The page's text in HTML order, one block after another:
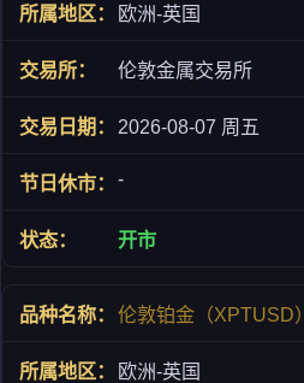
欧洲-英国
伦敦金属交易所
2026-08-07 周五
-
开市
伦敦铂金（XPTUSD）
欧洲-英国